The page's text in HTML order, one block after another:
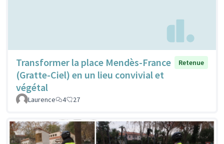
Transformer la place Mendès-France
(Gratte-Ciel) en un lieu convivial et
végétal
Retenue
Laurence 4 27